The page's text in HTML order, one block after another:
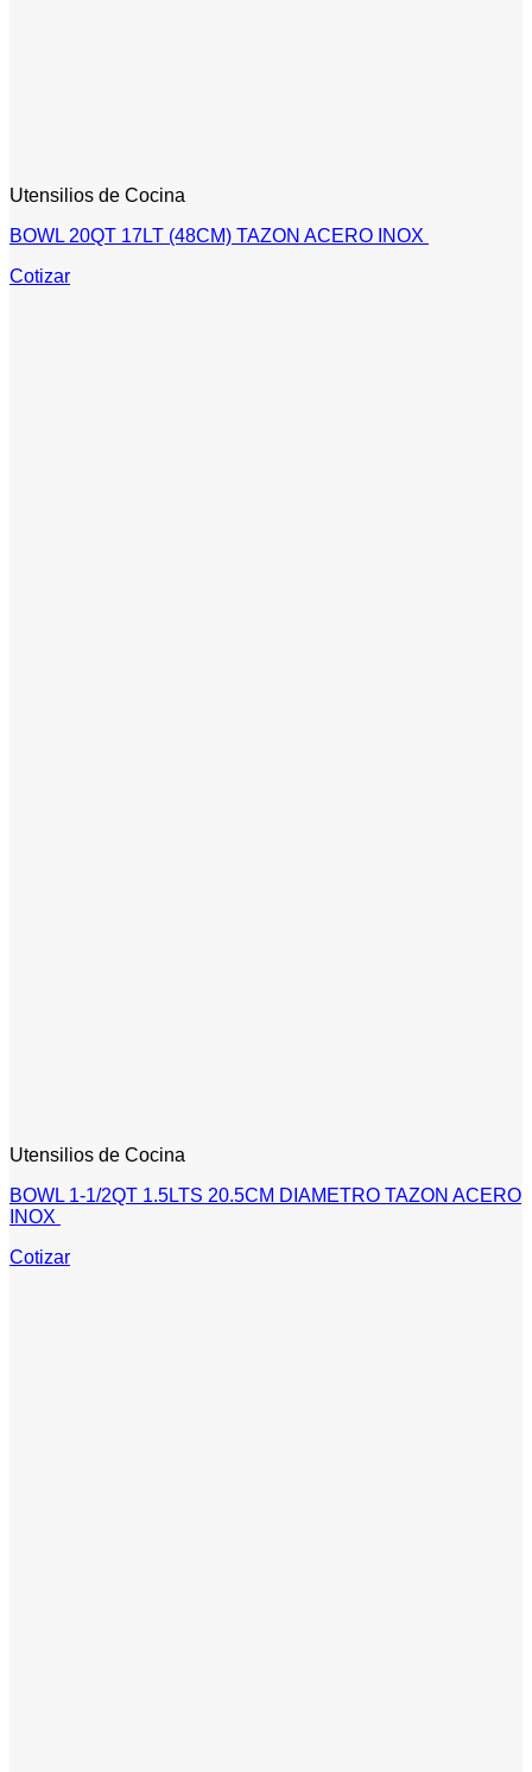
Utensilios de Cocina
BOWL 20QT 17LT (48CM) TAZON ACERO INOX
Cotizar
Utensilios de Cocina
BOWL 1-1/2QT 1.5LTS 20.5CM DIAMETRO TAZON ACERO
INOX
Cotizar